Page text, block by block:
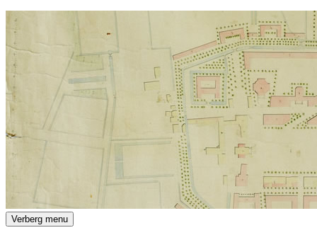
Drents Archief
Verberg menu